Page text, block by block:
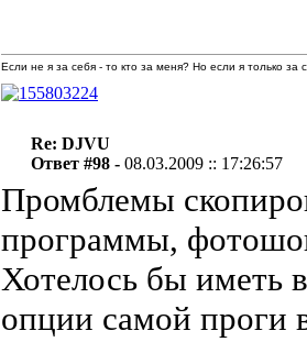
Если не я за себя - то кто за меня? Но если я только
Re: DJVU
Ответ #98 -08.03.2009 :: 17:26:57
Промблемы
программы,
Хотелось бы иметь
опции самой проги